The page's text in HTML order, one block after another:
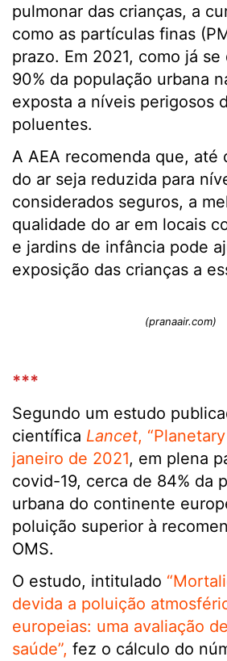
pulmonar das crianças, a
como as partículas finas
prazo. Em 2021, como já se
90% da população urbana
exposta a níveis perigosos
poluentes.
A AEA recomenda que, até
do ar seja reduzida para
considerados seguros, a
qualidade do ar em locais
e jardins de infância pode
exposição das crianças a
(pranaair.com)
***
Segundo um estudo
científica Lancet,
janeiro de 2021, em plena
covid-19, cerca de 84% da
urbana do continente
poluição superior à
OMS.
O estudo, intitulado
devida a poluição
europeias: uma avaliação
saúde”, fez o cálculo do